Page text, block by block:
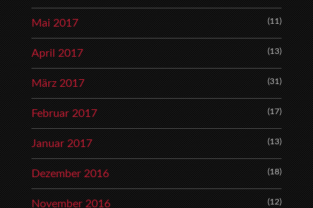
Mai 2017 (11)
April 2017 (13)
März 2017 (31)
Februar 2017 (17)
Januar 2017 (13)
Dezember 2016 (18)
November 2016 (12)